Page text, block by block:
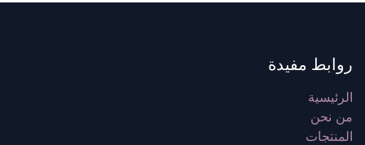
روابط مفيدة
الرئيسية
من نحن
المنتجات